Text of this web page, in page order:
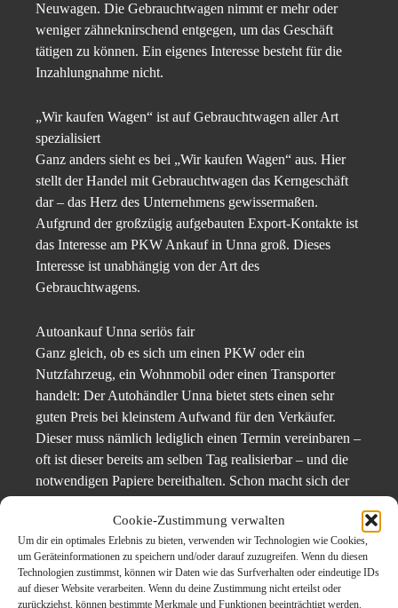
Cookie-Zustimmung verwalten
Um dir ein optimales Erlebnis zu bieten, verwenden wir Technologien wie Cookies,
um Geräteinformationen zu speichern und/oder darauf zuzugreifen. Wenn du diesen
Technologien zustimmst, können wir Daten wie das Surfverhalten oder eindeutige IDs
auf dieser Website verarbeiten. Wenn du deine Zustimmung nicht erteilst oder
zurückziehst, können bestimmte Merkmale und Funktionen beeinträchtigt werden.
Neuwagen. Die Gebrauchtwagen nimmt er mehr oder
weniger zähneknirschend entgegen, um das Geschäft
tätigen zu können. Ein eigenes Interesse besteht für die
Inzahlungnahme nicht.
„Wir kaufen Wagen“ ist auf Gebrauchtwagen aller Art
spezialisiert
Ganz anders sieht es bei „Wir kaufen Wagen“ aus. Hier
stellt der Handel mit Gebrauchtwagen das Kerngeschäft
dar – das Herz des Unternehmens gewissermaßen.
Aufgrund der großzügig aufgebauten Export-Kontakte ist
das Interesse am PKW Ankauf in Unna groß. Dieses
Interesse ist unabhängig von der Art des
Gebrauchtwagens.
Autoankauf Unna seriös fair
Ganz gleich, ob es sich um einen PKW oder ein
Nutzfahrzeug, ein Wohnmobil oder einen Transporter
handelt: Der Autohändler Unna bietet stets einen sehr
guten Preis bei kleinstem Aufwand für den Verkäufer.
Dieser muss nämlich lediglich einen Termin vereinbaren –
oft ist dieser bereits am selben Tag realisierbar – und die
notwendigen Papiere bereithalten. Schon macht sich der
Die halbe Stunde, die für die Abwicklung des PKW
Ankaufs insgesamt benötigt wird, steht den
entsprechenden Verhandlungen beim Neuwagen-Händler
in Hinblick auf den Komfort in nichts nach und bringt